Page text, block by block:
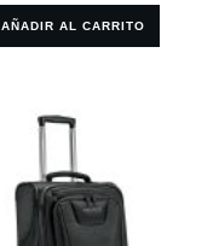
AÑADIR AL CARRITO